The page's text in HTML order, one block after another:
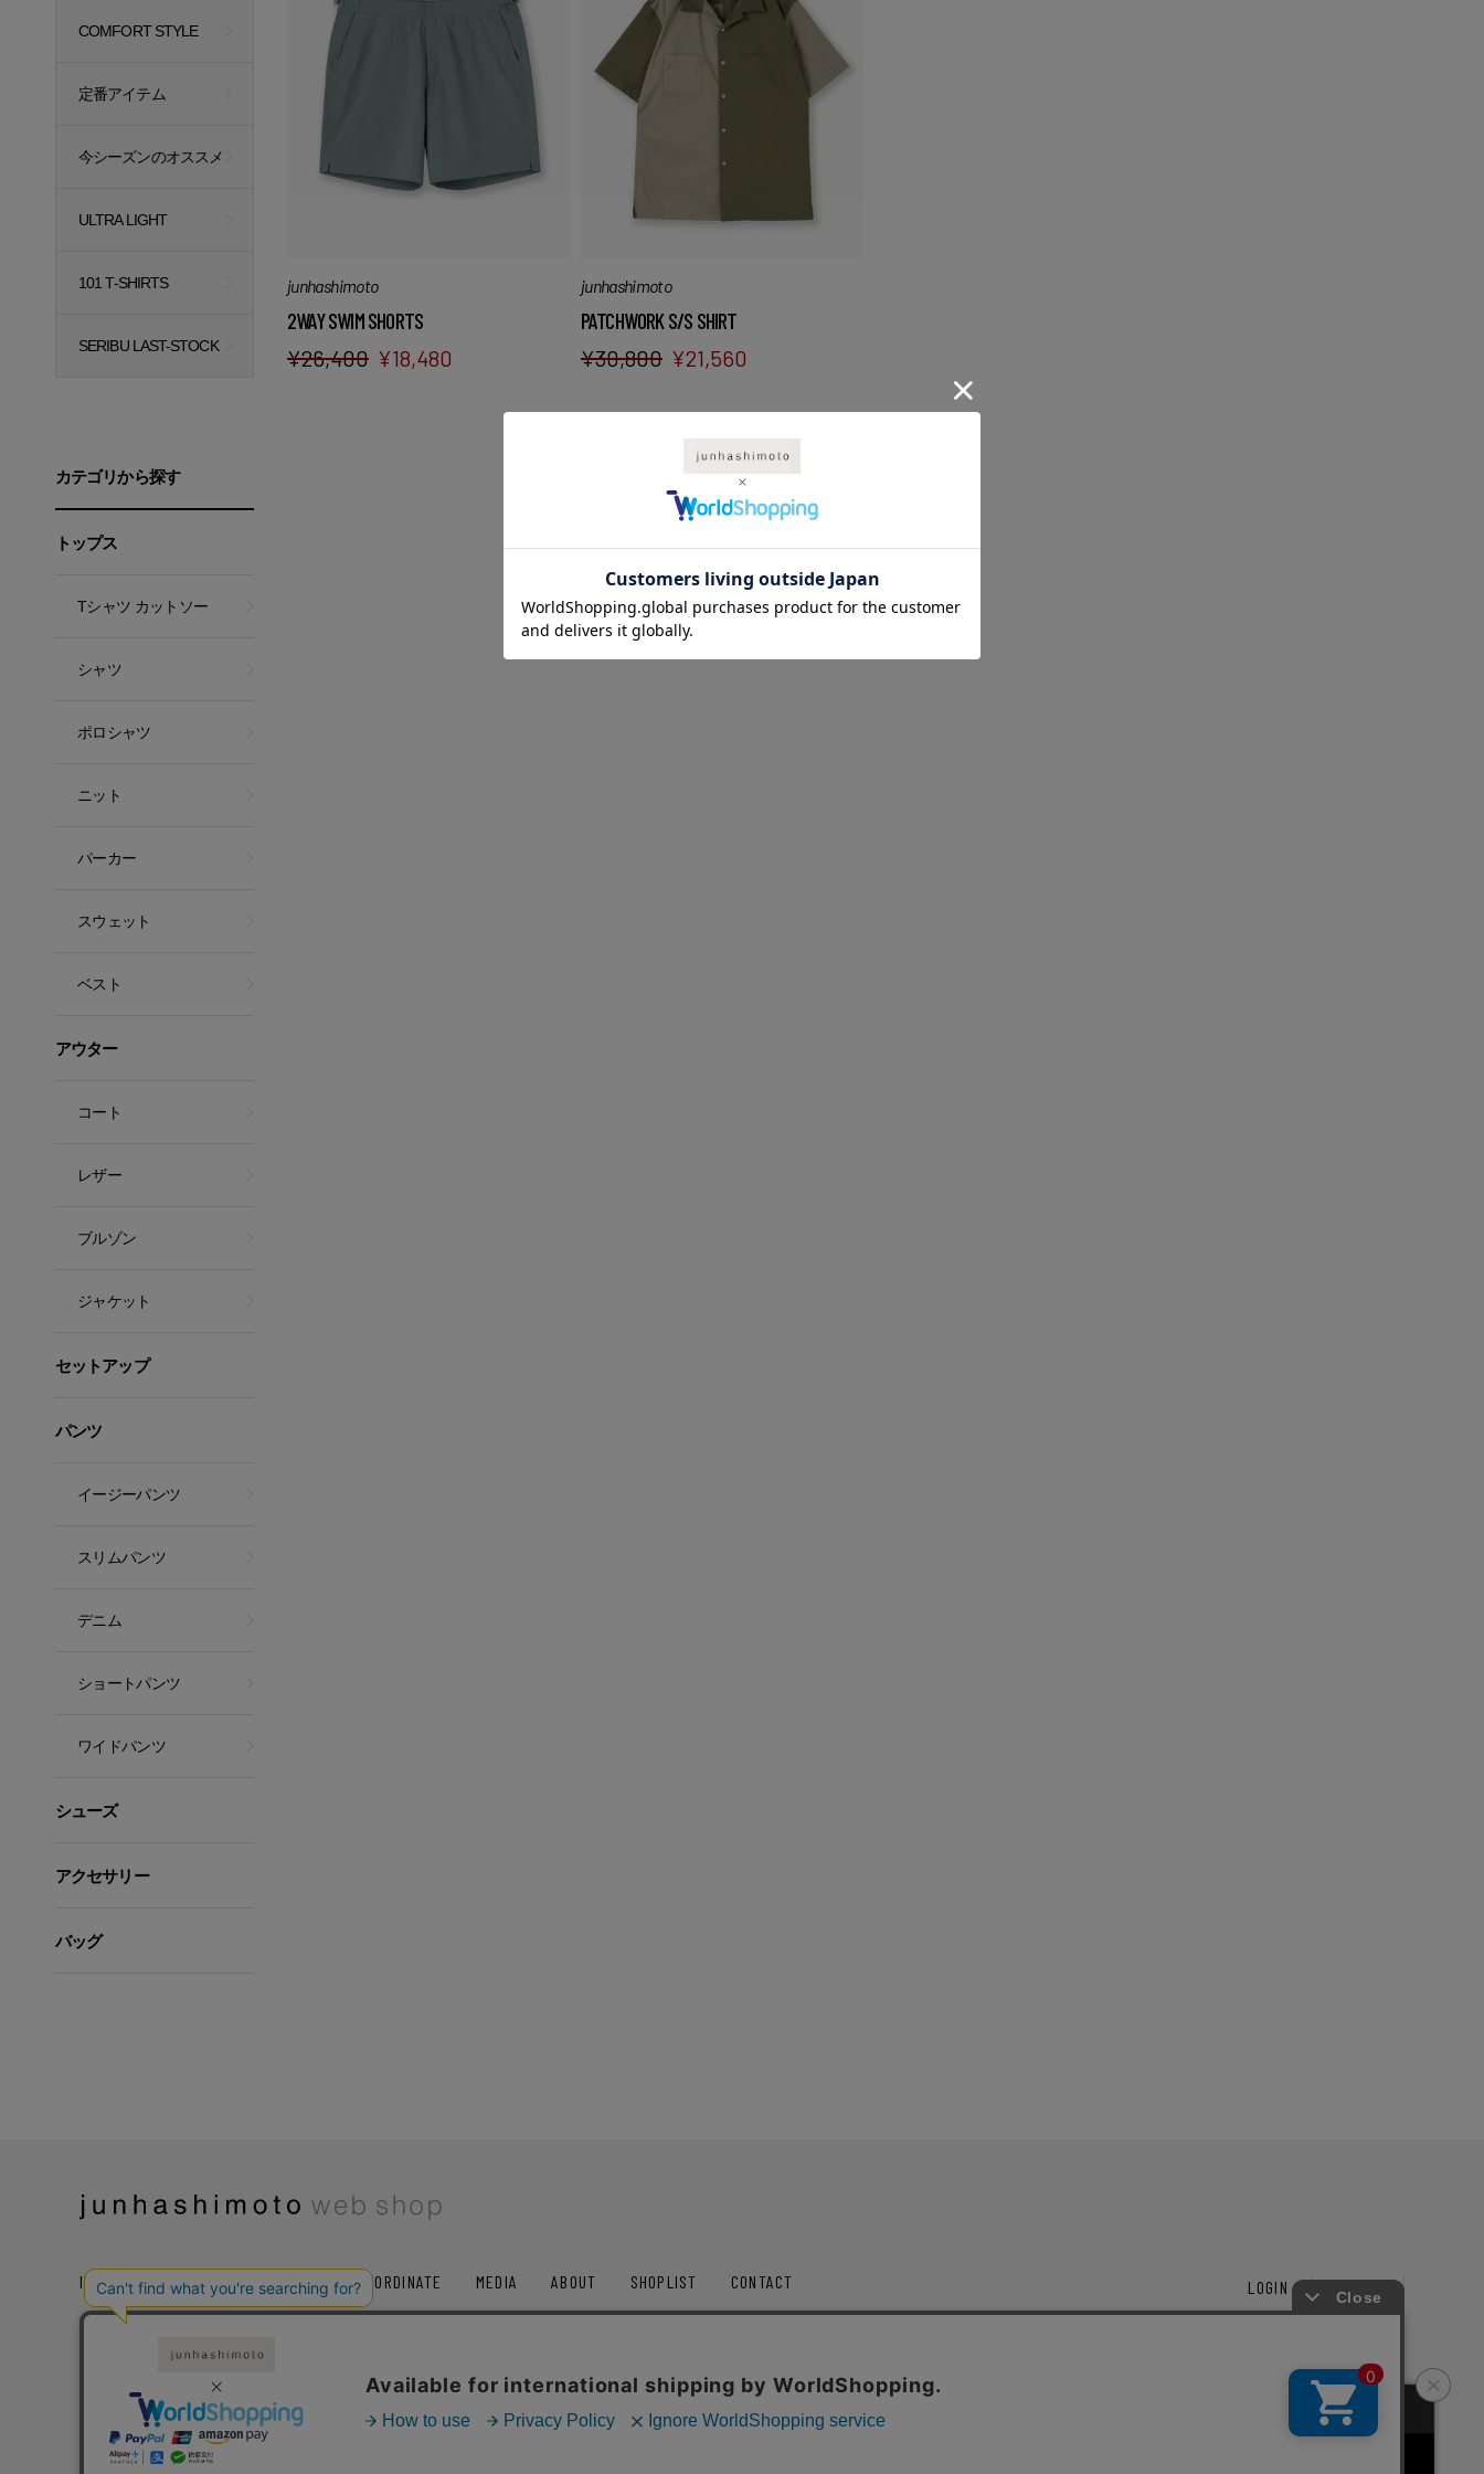
COMFORT STYLE
定番アイテム
今シーズンのオススメ
ULTRA LIGHT
101 T-SHIRTS
SERIBU LAST-STOCK
カテゴリから探す
トップス
Tシャツ カットソー
シャツ
ポロシャツ
ニット
パーカー
スウェット
ベスト
アウター
コート
レザー
ブルゾン
ジャケット
セットアップ
パンツ
イージーパンツ
スリムパンツ
デニム
ショートパンツ
ワイドパンツ
シューズ
アクセサリー
バッグ
junhashimoto
2WAY SWIM SHORTS
¥26,400 ¥18,480
junhashimoto
PATCHWORK S/S SHIRT
¥30,800 ¥21,560
ITEM COLLECTION RANKING COORDINATE MEDIA ABOUT SHOPLIST CONTACT LOGIN CART
ショッピングガイド 会社概要 プライバシーポリシー 通信販売法に基づく表記 利用規約